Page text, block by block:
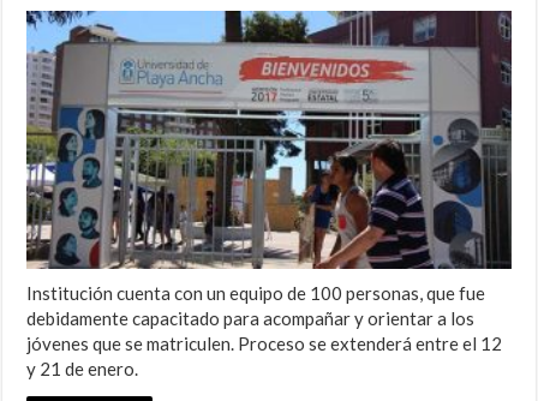
Institución cuenta con un equipo de 100 personas, que fue
debidamente capacitado para acompañar y orientar a los
jóvenes que se matriculen. Proceso se extenderá entre el 12
y 21 de enero.